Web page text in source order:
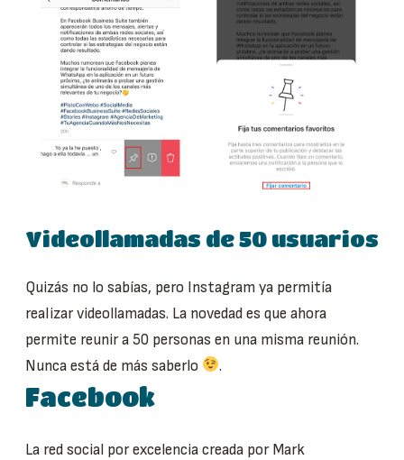
Videollamadas de 50 usuarios
Quizás no lo sabías, pero Instagram ya permitía
realizar videollamadas. La novedad es que ahora
permite reunir a 50 personas en una misma reunión.
Nunca está de más saberlo
.
Facebook
La red social por excelencia creada por Mark